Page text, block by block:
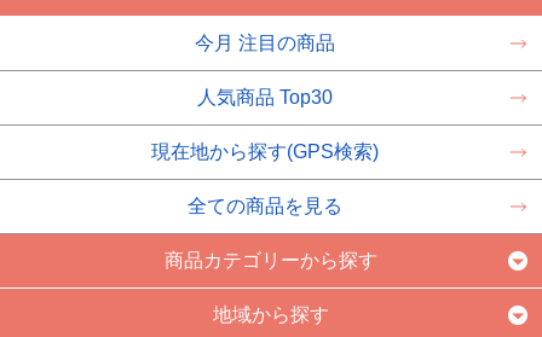
今月 注目の商品
人気商品 Top30
現在地から探す(GPS検索)
全ての商品を見る
商品カテゴリーから探す
地域から探す